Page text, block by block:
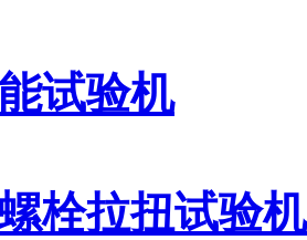
试验机
栓拉扭试验机